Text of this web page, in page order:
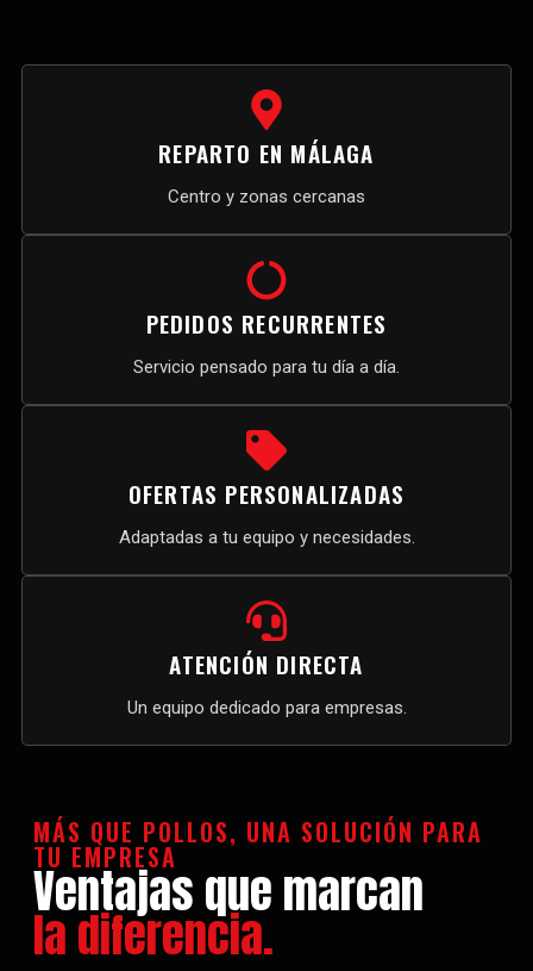
REPARTO EN MÁLAGA
Centro y zonas cercanas
PEDIDOS RECURRENTES
Servicio pensado para tu día a día.
OFERTAS PERSONALIZADAS
Adaptadas a tu equipo y necesidades.
ATENCIÓN DIRECTA
Un equipo dedicado para empresas.
MÁS QUE POLLOS, UNA SOLUCIÓN PARA
TU EMPRESA
Ventajas que marcan
la diferencia.